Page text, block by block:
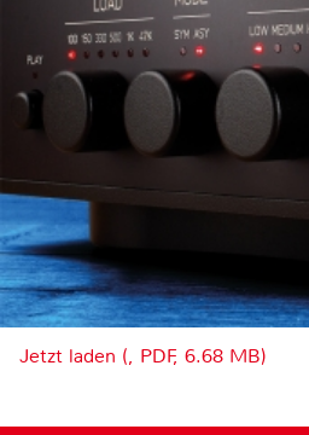
Jetzt laden (, PDF, 6.68 MB)